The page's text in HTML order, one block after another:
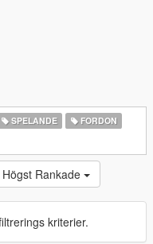
SPELANDE
FORDON
Högst Rankade
kriterier.